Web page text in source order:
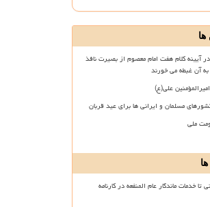
ها
کلام هفت امام معصوم از بصیرت نافذ
آن غبطه می خورند
علی(ع)
مسلمان و ایرانی ها برای عید قربان
ملی
تا خدمات ماندگار عام المنفعه در کارنامه